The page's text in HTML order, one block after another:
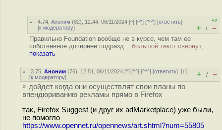
4.74 ,Аноним (82), 12:44, 06/11/2024 [^] [^^] [^^^] [ответить]
[к модератору]
+2
+ / –
Правильно Foundation вообще не в курсе, чем там ее
собственное дочернее подразд... большой текст свёрнут,
показать
3.75 ,Аноним (76), 12:51, 06/11/2024 [^] [^^] [^^^] [ответить][↑]
[к модератору] + / –
> дойдет когда они осуществлят свои планы по
впендюриванию рекламы прямо в Firefox
так, Firefox Suggest (и друг их adMarketplace) уже были,
не помогло
https://www.opennet.ru/opennews/art.shtml?num=55805